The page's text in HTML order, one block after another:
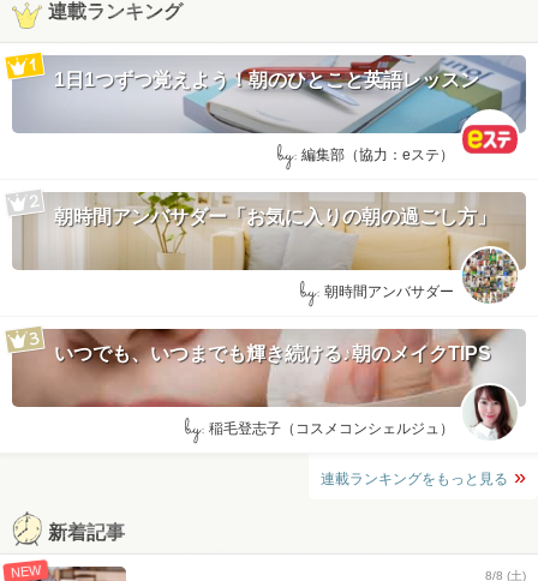
連載ランキング
1日1つずつ覚えよう！朝のひとこと英語レッスン
by: 編集部（協力：eステ）
朝時間アンバサダー「お気に入りの朝の過ごし方」
by: 朝時間アンバサダー
いつでも、いつまでも輝き続ける♪朝のメイクTIPS
by: 稲毛登志子（コスメコンシェルジュ）
連載ランキングをもっと見る
新着記事
NEW 8/8 (土)